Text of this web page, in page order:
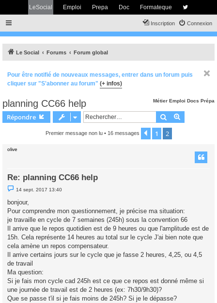
LeSocial Emploi Prepa Doc Formateque
Connexion
Inscription
Le Social Forums Forum global
Pour être notifié de nouveaux messages, entrer dans un forum puis
cliquer sur "S'abonner au forum" (+ infos)
Métier Emploi Docs Prépa
planning CC66 help
Répondre Rechercher
Premier message non lu• 16 messages Précédent
1 2
olive
Re: planning CC66 help
M
e
s
a
e
n
o
n
14 sept. 2017 13:40
bonjour,
Pour comprendre mon questionnement, je précise ma situation:
je travaille en cycle de 7 semaines (245h) sous la convention 66
Il arrive que le repos quotidien est de 9 heures ou que l'amplitude est de
15h. Cela représente 14 heures au total sur le cycle J'ai bien note que
cela amène un repos compensateur.
Il arrive certains jours sur le cycle que je fasse 2 heures, 4,25, ou 4,5
de travail
Ma question:
Si je fais mon cycle cad 245h est ce que ce repos est donné même si
une journée de travail est de 2 heures (ex: 7h30/9h30)?
Que se passe t'il si je fais moins de 245h? Si je le dépasse?